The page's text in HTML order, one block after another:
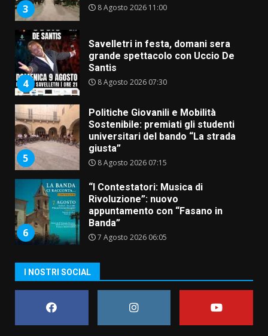
4 8 Agosto 2026 07:30
5
Politiche Giovanili e Mobilità
Sostenibile: premiati gli studenti
universitari del bando “La strada
giusta”
8 Agosto 2026 07:15
6
“I Contestatori: Musica di
Rivoluzione”: nuovo
appuntamento con “Fasano in
Banda”
7 Agosto 2026 06:05
7
US Fasano, Scianaro: “Profonda
amarezza per esclusione dal
campionato di calcio”
Grande successo per la “Sagra
9 Agosto 2026 07:32
I NOSTRI SOCIAL